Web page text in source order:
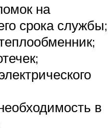
на
срока службы;
в